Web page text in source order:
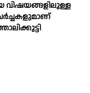
വിഷയങ്ങളിലുള്ള